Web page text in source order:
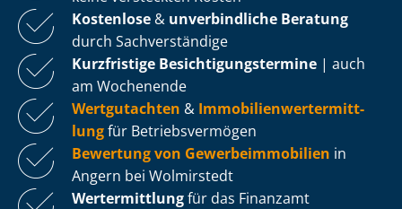
Kostenlose & unverbindliche Beratung
durch Sachverständige
Kurzfristige Be­sich­ti­gungs­ter­mi­ne | auch
am Wochenende
Wertgutachten & Im­mo­bi­li­en­wert­ermitt­
lungfür Be­triebs­ver­mö­gen
Bewertung von Ge­wer­be­im­mo­bi­li­en in
Angern bei Wolmirstedt
Wertermittlungfür das Finanzamt